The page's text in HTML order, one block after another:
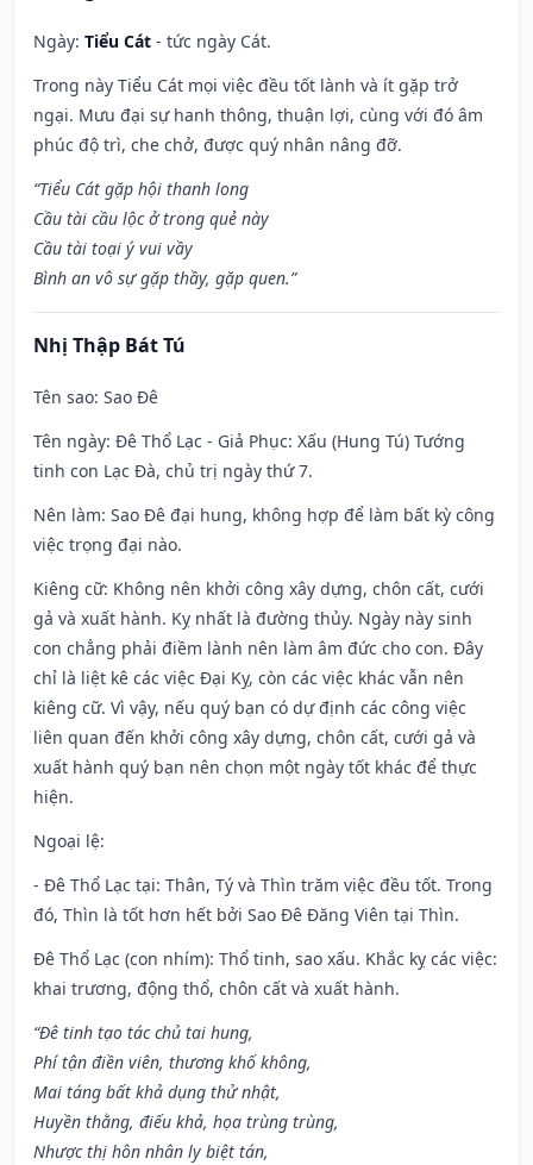
Ngày: Tiểu Cát - tức ngày Cát.
Trong này Tiểu Cát mọi việc đều tốt lành và ít gặp trở
ngại. Mưu đại sự hanh thông, thuận lợi, cùng với đó âm
phúc độ trì, che chở, được quý nhân nâng đỡ.
“Tiểu Cát gặp hội thanh long
Cầu tài cầu lộc ở trong quẻ này
Cầu tài toại ý vui vầy
Bình an vô sự gặp thầy, gặp quen.”
Nhị Thập Bát Tú
Tên sao: Sao Đê
Tên ngày: Đê Thổ Lạc - Giả Phục: Xấu (Hung Tú) Tướng
tinh con Lạc Đà, chủ trị ngày thứ 7.
Nên làm: Sao Đê đại hung, không hợp để làm bất kỳ công
việc trọng đại nào.
Kiêng cữ: Không nên khởi công xây dựng, chôn cất, cưới
gả và xuất hành. Kỵ nhất là đường thủy. Ngày này sinh
con chẳng phải điềm lành nên làm âm đức cho con. Đây
chỉ là liệt kê các việc Đại Kỵ, còn các việc khác vẫn nên
kiêng cữ. Vì vậy, nếu quý bạn có dự định các công việc
liên quan đến khởi công xây dựng, chôn cất, cưới gả và
xuất hành quý bạn nên chọn một ngày tốt khác để thực
hiện.
Ngoại lệ:
- Đê Thổ Lạc tại: Thân, Tý và Thìn trăm việc đều tốt. Trong
đó, Thìn là tốt hơn hết bởi Sao Đê Đăng Viên tại Thìn.
Đê Thổ Lạc (con nhím): Thổ tinh, sao xấu. Khắc kỵ các việc:
khai trương, động thổ, chôn cất và xuất hành.
“Đê tinh tạo tác chủ tai hung,
Phí tận điền viên, thương khố không,
Mai táng bất khả dụng thử nhật,
Huyền thằng, điếu khả, họa trùng trùng,
Nhược thị hôn nhân ly biệt tán,